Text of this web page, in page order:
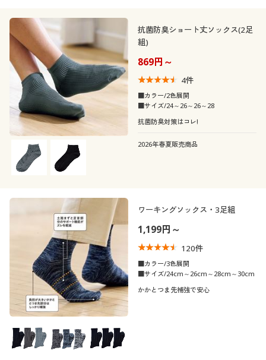
抗菌防臭ショート丈ソックス(2足
組)
869円～
4件
■カラー/2色展開
■サイズ/24～26～26～28
抗菌防臭対策はコレ!
2026年春夏販売商品
ワーキングソックス・3足組
1,199円～
120件
■カラー/3色展開
■サイズ/24cm～26cm～28cm～30cm
かかとつま先補強で安心